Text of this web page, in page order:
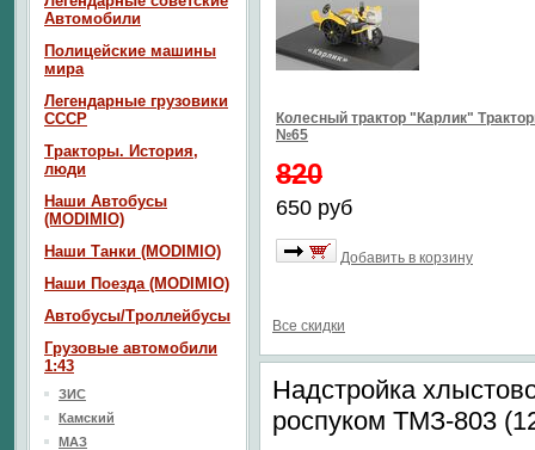
Колесный трактор "Карлик"
№65
820
650 руб
Добавить в корзину
Все скидки
Надстройка
роспуком ТМЗ-803
Автомобили
Полицейские машины
мира
Легендарные грузовики
СССР
Тракторы. История,
люди
Наши Автобусы
(MODIMIO)
Наши Танки (MODIMIO)
Наши Поезда (MODIMIO)
Автобусы/Троллейбусы
Грузовые автомобили
1:43
ЗИС
Камский
МАЗ